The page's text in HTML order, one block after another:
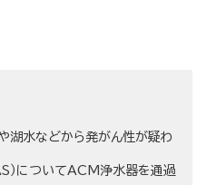
湖水などから発がん性が疑わ
）についてACM浄水器を通過